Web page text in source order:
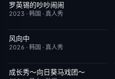
今日更新
罗英锡的吵吵闹闹
2023 · 韩国 · 真人秀
更新至第02集
风向中
2026 · 韩国 · 真人秀
更新至第06集
成长秀～向日葵马戏团～